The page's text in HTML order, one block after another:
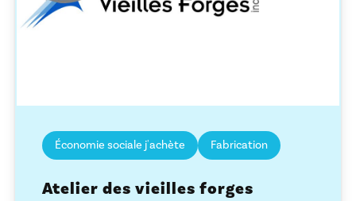
Économie sociale j'achète Fabrication
Atelier des vieilles forges